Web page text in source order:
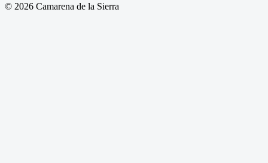
© 2026 Camarena de la Sierra